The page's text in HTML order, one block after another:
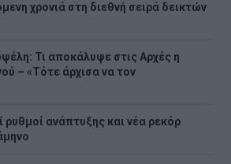
χρονιά στη διεθνή σειρά δεικτών
Τι αποκάλυψε στις Αρχές η
– «Τότε άρχισα να τον
ρυθμοί ανάπτυξης και νέα ρεκόρ